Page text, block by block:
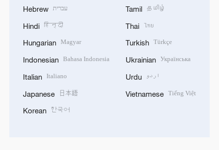
Hebrew עברית
Hindi हिन्दी
Hungarian Magyar
Indonesian Bahasa Indonesia
Italian Italiano
Japanese 日本語
Korean 한국어
Tamil தமிழ்
Thai ไทย
Turkish Türkçe
Ukrainian Українська
Urdu اردو
Vietnamese Tiếng Việt